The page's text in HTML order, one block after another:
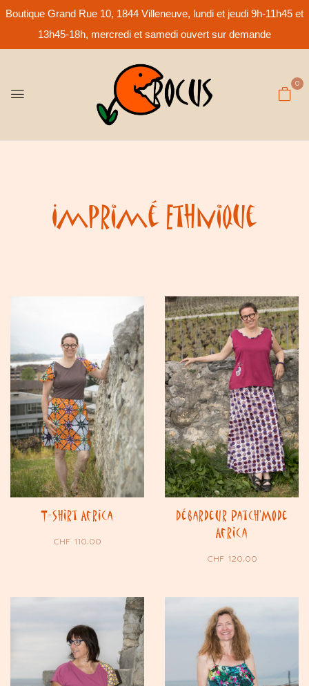
Boutique Grand Rue 10, 1844 Villeneuve, lundi et jeudi 9h-11h45 et
13h45-18h, mercredi et samedi ouvert sur demande
0
Imprimé Ethnique
T-shirt Africa
CHF 110.00
Débardeur Patch’Mode
Africa
CHF120.00